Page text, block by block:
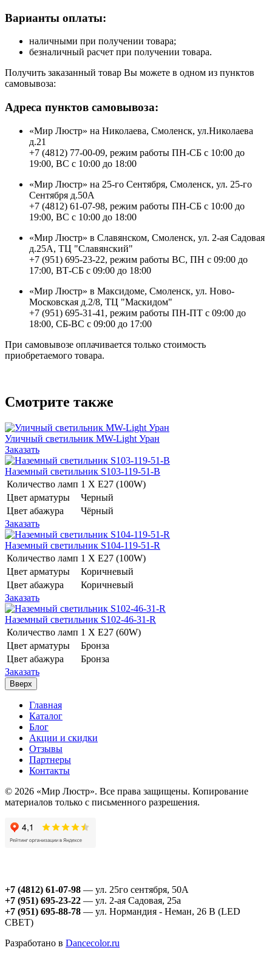
Варианты оплаты:
наличными при получении товара;
безналичный расчет при получении товара.
Получить заказанный товар Вы можете в одном из пунктов
самовывоза:
Адреса пунктов самовывоза:
«Мир Люстр» на Николаева, Смоленск, ул.Николаева
д.21
+7 (4812) 77-00-09, режим работы ПН-СБ с 10:00 до
19:00, ВС с 10:00 до 18:00
«Мир Люстр» на 25-го Сентября, Смоленск, ул. 25-го
Сентября д.50А
+7 (4812) 61-07-98, режим работы ПН-СБ с 10:00 до
19:00, ВС с 10:00 до 18:00
«Мир Люстр» в Славянском, Смоленск, ул. 2-ая Садовая
д.25А, ТЦ "Славянский"
+7 (951) 695-23-22, режим работы ВС, ПН с 09:00 до
17:00, ВТ-СБ с 09:00 до 18:00
«Мир Люстр» в Максидоме, Смоленск, ул. Ново-
Московская д.2/8, ТЦ "Маскидом"
+7 (951) 695-31-41, режим работы ПН-ПТ с 09:00 до
18:00, СБ-ВС с 09:00 до 17:00
При самовывозе оплачивается только стоимость
приобретаемого товара.
Смотрите также
Уличный светильник MW-Light Уран
Заказать
Наземный светильник S103-119-51-B
Количество ламп 1 Х E27 (100W)
Цвет арматуры
Черный
Цвет абажура
Чёрный
Заказать
Наземный светильник S104-119-51-R
Количество ламп 1 Х E27 (100W)
Цвет арматуры
Коричневый
Цвет абажура
Коричневый
Заказать
Наземный светильник S102-46-31-R
Количество ламп 1 Х E27 (60W)
Цвет арматуры
Бронза
Цвет абажура
Бронза
Заказать
Вверх
Главная
Каталог
Блог
Акции и скидки
Отзывы
Партнеры
Контакты
© 2026 «Мир Люстр». Все права защищены. Копирование
материалов только с письменного разрешения.
+7 (4812) 61-07-98 — ул. 25го сентября, 50А
+7 (951) 695-23-22 — ул. 2-ая Садовая, 25а
+7 (951) 695-88-78 — ул. Нормандия - Неман, 26 В (LED
СВЕТ)
Разработано в Dancecolor.ru